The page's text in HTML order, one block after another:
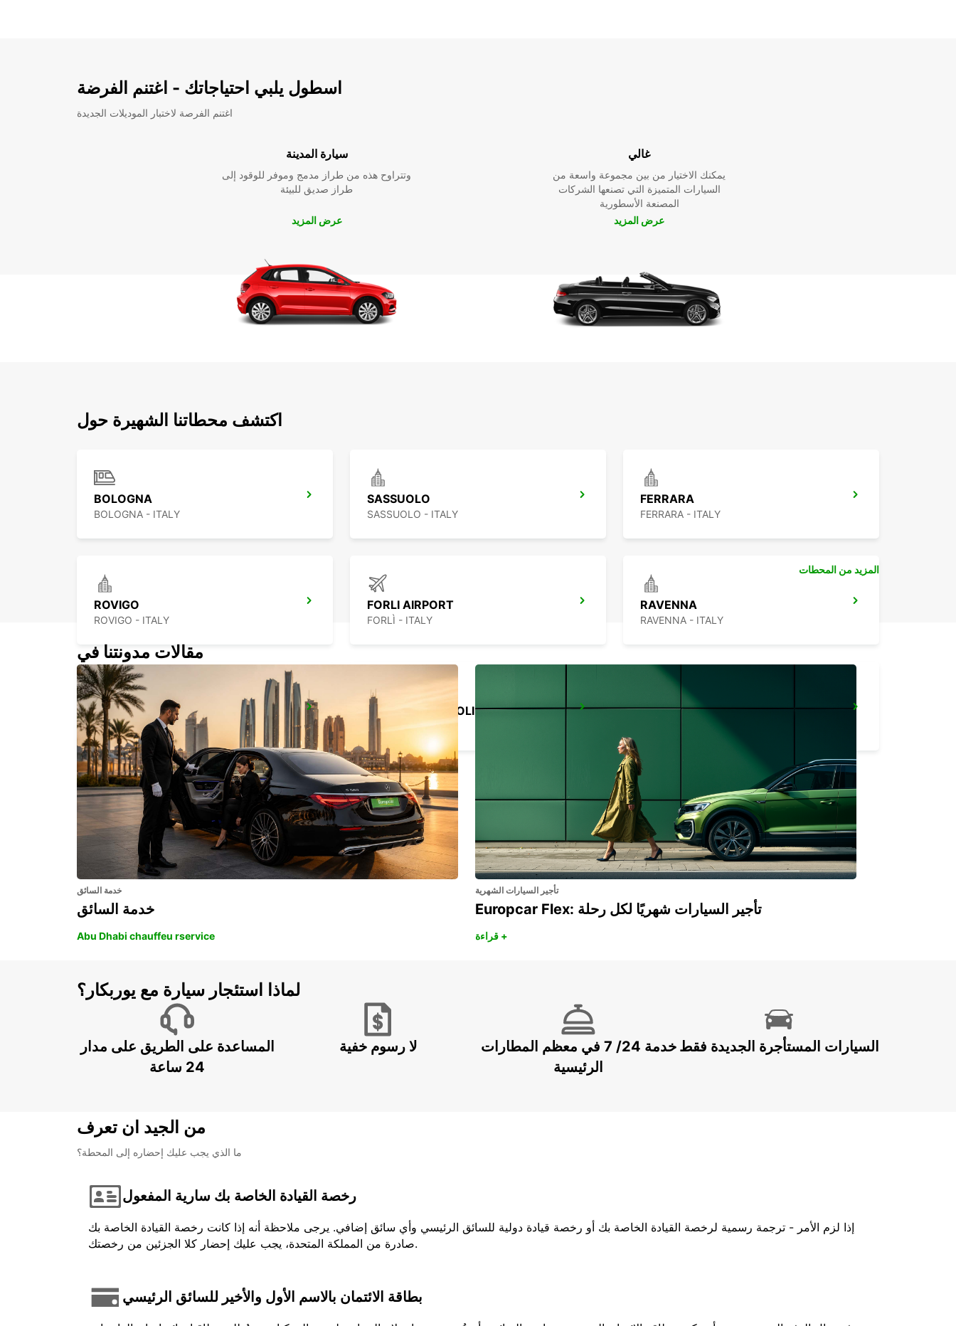
اسطول يلبي احتياجاتك - اغتنم الفرضة
اغتنم الفرصة لاختبار الموديلات الجديدة
سيارة المدينة
وتتراوح هذه من طراز مدمج وموفر للوقود إلى
طراز صديق للبيئة
عرض المزيد
غالي
يمكنك الاختيار من بين مجموعة واسعة من
السيارات المتميزة التي تصنعها الشركات
المصنعة الأسطورية
عرض المزيد
اكتشف محطاتنا الشهيرة حول
BOLOGNA
BOLOGNA - ITALY
SASSUOLO
SASSUOLO - ITALY
FERRARA
FERRARA - ITALY
ROVIGO
ROVIGO - ITALY
FORLI AIRPORT
FORLÌ - ITALY
RAVENNA
RAVENNA - ITALY
FLORENCE AIRPORT
FIRENZE - ITALY
FLORENCE NOVOLI
FIRENZE - ITALY
PARMA
المزيد من المحطات
مقالات مدونتنا في
خدمة السائق
خدمة السائق
Abu Dhabi chauffeu rservice
تأجير السيارات الشهرية
Europcar Flex: تأجير السيارات شهريًا لكل رحلة
قراءة +
لماذا استئجار سيارة مع يوربكار؟
المساعدة على الطريق على مدار
24 ساعة
لا رسوم خفية
خدمة 24/ 7 في معظم المطارات
الرئيسية
السيارات المستأجرة الجديدة فقط
من الجيد ان تعرف
ما الذي يجب عليك إحضاره إلى المحطة؟
رخصة القيادة الخاصة بك سارية المفعول
إذا لزم الأمر - ترجمة رسمية لرخصة القيادة الخاصة بك أو رخصة قيادة دولية للسائق الرئيسي وأي سائق إضافي. يرجى ملاحظة أنه إذا كانت رخصة القيادة الخاصة بك
صادرة من المملكة المتحدة، يجب عليك إحضار كلا الجزئين من رخصتك.
بطاقة الائتمان بالاسم الأول والأخير للسائق الرئيسي